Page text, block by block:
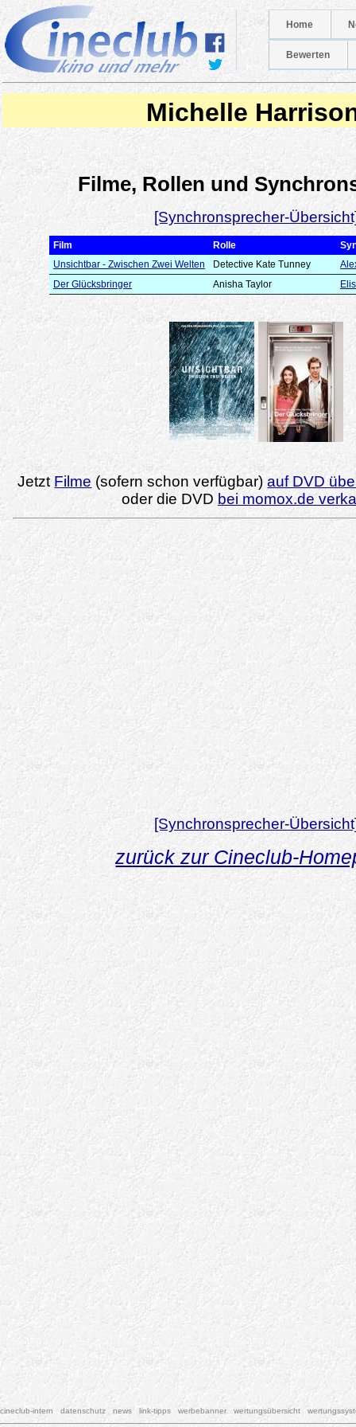
Home
Bewerten
Michelle
Filme, Rollen und
[Synchronsprecher-
Film Rolle
Unsichtbar - Zwischen Zwei Welten
Detective Kate Tunney
Der Glücksbringer
Anisha Taylor
Jetzt Filme (sofern schon verfügbar)auf DVD
oder die DVD bei momox.de
[Synchronsprecher-
zurück zur Cineclub-
cineclub-intern datenschutz news link-tipps werbebanner wertungsübersicht